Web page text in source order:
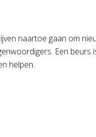
naartoe gaan om
Een beurs
helpen.